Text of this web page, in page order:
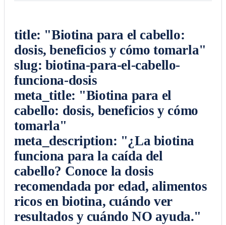
title: "Biotina para el cabello:
dosis, beneficios y cómo tomarla"
slug: biotina-para-el-cabello-
funciona-dosis
meta_title: "Biotina para el
cabello: dosis, beneficios y cómo
tomarla"
meta_description: "¿La biotina
funciona para la caída del
cabello? Conoce la dosis
recomendada por edad, alimentos
ricos en biotina, cuándo ver
resultados y cuándo NO ayuda."